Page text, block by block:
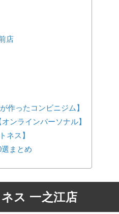
店
作ったコンビニジム】
ンラインパーソナル】
ネス】
まとめ
ス 一之江店